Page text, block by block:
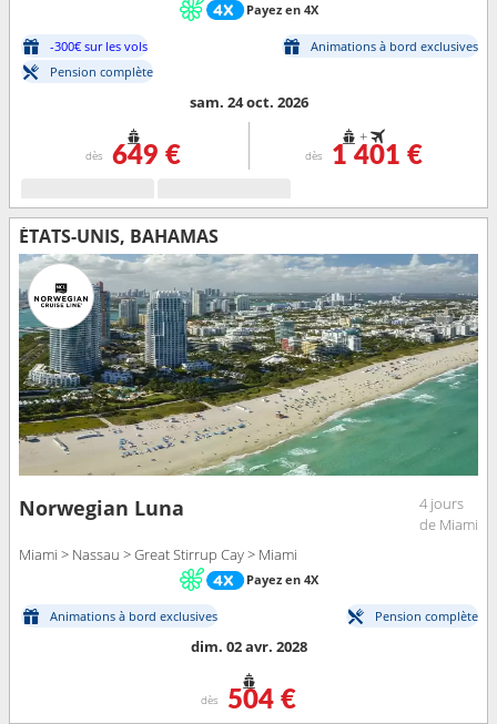
Payez en 4X
-300€ sur les vols
Animations à bord exclusives
Pension complète
sam. 24 oct. 2026
dès 649 €
+
dès 1 401 €
ÉTATS-UNIS, BAHAMAS
Norwegian Luna
4 jours
de Miami
Miami > Nassau > Great Stirrup Cay > Miami
Payez en 4X
Animations à bord exclusives Pension complète
dim. 02 avr. 2028
dès 504 €